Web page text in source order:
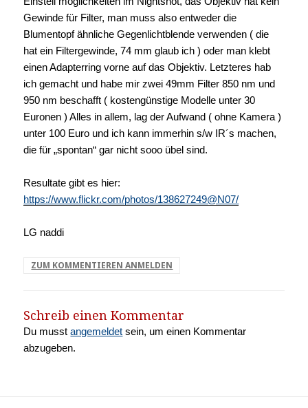
Gewinde für Filter, man muss also entweder die
Blumentopf ähnliche Gegenlichtblende verwenden ( die
hat ein Filtergewinde, 74 mm glaub ich ) oder man klebt
einen Adapterring vorne auf das Objektiv. Letzteres hab
ich gemacht und habe mir zwei 49mm Filter 850 nm und
950 nm beschafft ( kostengünstige Modelle unter 30
Euronen ) Alles in allem, lag der Aufwand ( ohne Kamera )
unter 100 Euro und ich kann immerhin s/w IR´s machen,
die für „spontan“ gar nicht sooo übel sind.
Resultate gibt es hier:
https://www.flickr.com/photos/138627249@N07/
LG naddi
ZUM KOMMENTIEREN ANMELDEN
Schreib einen Kommentar
Du musstangemeldet sein, um einen Kommentar
abzugeben.